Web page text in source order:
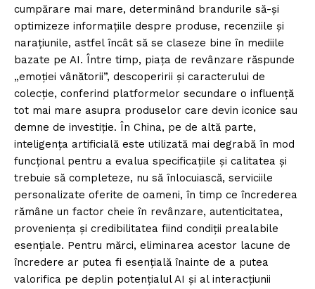
cumpărare mai mare, determinând brandurile să-și
optimizeze informațiile despre produse, recenziile și
narațiunile, astfel încât să se claseze bine în mediile
bazate pe AI. Între timp, piața de revânzare răspunde
„emoției vânătorii”, descoperirii și caracterului de
colecție, conferind platformelor secundare o influență
tot mai mare asupra produselor care devin iconice sau
demne de investiție. În China, pe de altă parte,
inteligența artificială este utilizată mai degrabă în mod
funcțional pentru a evalua specificațiile și calitatea și
trebuie să completeze, nu să înlocuiască, serviciile
personalizate oferite de oameni, în timp ce încrederea
rămâne un factor cheie în revânzare, autenticitatea,
proveniența și credibilitatea fiind condiții prealabile
esențiale. Pentru mărci, eliminarea acestor lacune de
încredere ar putea fi esențială înainte de a putea
valorifica pe deplin potențialul AI și al interacțiunii